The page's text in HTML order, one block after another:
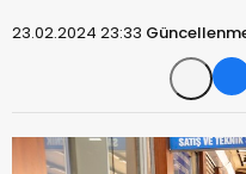
23.02.2024 23:33